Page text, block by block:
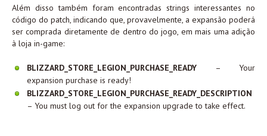
Além disso também foram encontradas strings interessantes no
código do patch, indicando que, provavelmente, a expansão poderá
ser comprada diretamente de dentro do jogo, em mais uma adição
à loja in-game:
BLIZZARD_STORE_LEGION_PURCHASE_READY – Your
expansion purchase is ready!
BLIZZARD_STORE_LEGION_PURCHASE_READY_DESCRIPTION
– You must log out for the expansion upgrade to take effect.